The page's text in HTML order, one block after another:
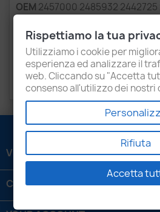
OEM 2457000 2485932 2442725
2637006 2721555 2711461
2437721 2397947 2429023
2949976 3025979 2161836
ALTA2C30127702,
A2C30127801
VENEZIANI LUIGI SRL
CONTATTACI
Rispettiamo la tua
Utilizziamo i cookie per
esperienza ed analizzare il
web. Cliccando su "Accetta
consenso all'utilizzo dei nostri
Rifiuta
Accetta